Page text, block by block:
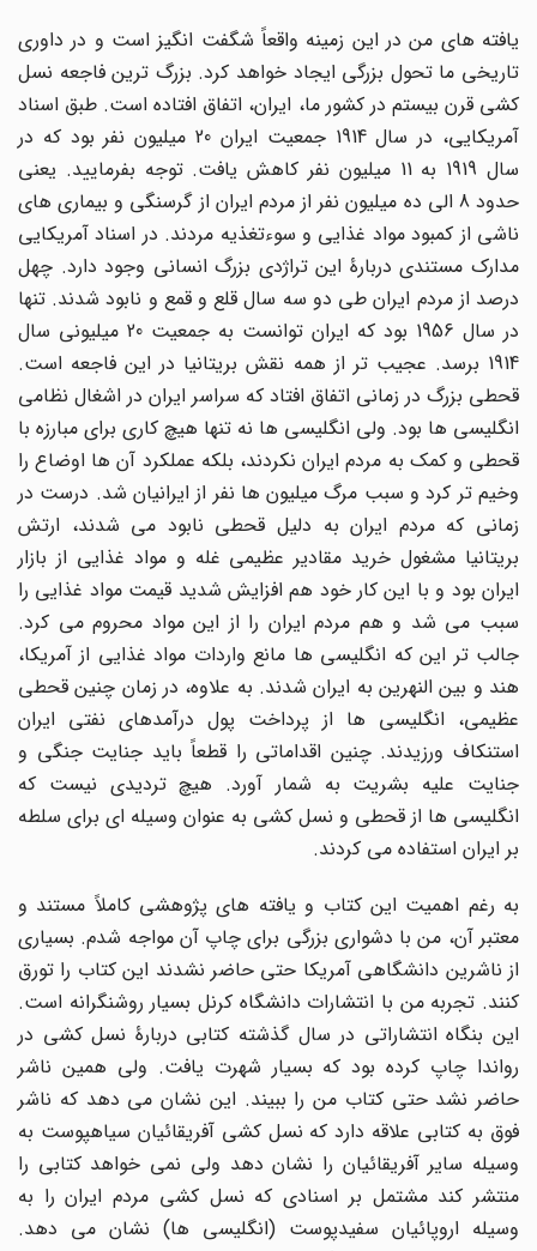
یافته های من در این زمینه واقعاً شگفت انگیز است و در داوری
تاریخی ما تحول بزرگی ایجاد خواهد کرد. بزرگ ترین فاجعه نسل
کشی قرن بیستم در کشور ما، ایران، اتفاق افتاده است. طبق اسناد
آمریکایی، در سال 1914 جمعیت ایران 20 میلیون نفر بود که در
سال 1919 به 11 میلیون نفر کاهش یافت. توجه بفرمایید. یعنی
حدود 8 الی ده میلیون نفر از مردم ایران از گرسنگی و بیماری های
ناشی از کمبود مواد غذایی و سوءتغذیه مردند. در اسناد آمریکایی
مدارک مستندی دربارۀ این تراژدی بزرگ انسانی وجود دارد. چهل
درصد از مردم ایران طی دو سه سال قلع و قمع و نابود شدند. تنها
در سال 1956 بود که ایران توانست به جمعیت 20 میلیونی سال
1914 برسد. عجیب تر از همه نقش بریتانیا در این فاجعه است.
قحطی بزرگ در زمانی اتفاق افتاد که سراسر ایران در اشغال نظامی
انگلیسی ها بود. ولی انگلیسی ها نه تنها هیچ کاری برای مبارزه با
قحطی و کمک به مردم ایران نکردند، بلکه عملکرد آن ها اوضاع را
وخیم تر کرد و سبب مرگ میلیون ها نفر از ایرانیان شد. درست در
زمانی که مردم ایران به دلیل قحطی نابود می شدند، ارتش
بریتانیا مشغول خرید مقادیر عظیمی غله و مواد غذایی از بازار
ایران بود و با این کار خود هم افزایش شدید قیمت مواد غذایی را
سبب می شد و هم مردم ایران را از این مواد محروم می کرد.
جالب تر این که انگلیسی ها مانع واردات مواد غذایی از آمریکا،
هند و بین النهرین به ایران شدند. به علاوه، در زمان چنین قحطی
عظیمی، انگلیسی ها از پرداخت پول درآمدهای نفتی ایران
استنکاف ورزیدند. چنین اقداماتی را قطعاً باید جنایت جنگی و
جنایت علیه بشریت به شمار آورد. هیچ تردیدی نیست که
انگلیسی ها از قحطی و نسل کشی به عنوان وسیله ای برای سلطه
بر ایران استفاده می کردند.
به رغم اهمیت این کتاب و یافته های پژوهشی کاملاً مستند و
معتبر آن، من با دشواری بزرگی برای چاپ آن مواجه شدم. بسیاری
از ناشرین دانشگاهی آمریکا حتی حاضر نشدند این کتاب را تورق
کنند. تجربه من با انتشارات دانشگاه کرنل بسیار روشنگرانه است.
این بنگاه انتشاراتی در سال گذشته کتابی دربارۀ نسل کشی در
رواندا چاپ کرده بود که بسیار شهرت یافت. ولی همین ناشر
حاضر نشد حتی کتاب من را ببیند. این نشان می دهد که ناشر
فوق به کتابی علاقه دارد که نسل کشی آفریقائیان سیاهپوست به
وسیله سایر آفریقائیان را نشان دهد ولی نمی خواهد کتابی را
منتشر کند مشتمل بر اسنادی که نسل کشی مردم ایران را به
وسیله اروپائیان سفیدپوست (انگلیسی ها) نشان می دهد.